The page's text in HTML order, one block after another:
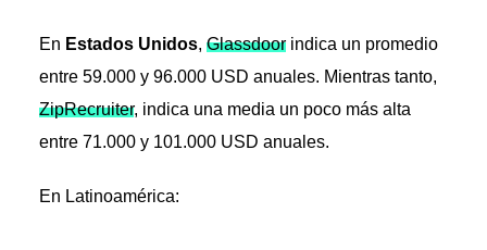
En Estados Unidos, Glassdoorindica un promedio
entre 59.000 y 96.000 USD anuales. Mientras tanto,
ZipRecruiter, indica una media un poco más alta
entre 71.000 y 101.000 USD anuales.
En Latinoamérica: